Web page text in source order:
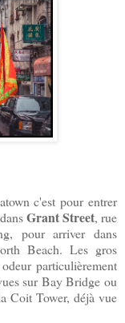
c'est pour entrer
Grant Street, rue
pour arriver dans
Beach. Les gros
particulièrement
sur Bay Bridge ou
Coit Tower, déjà vue